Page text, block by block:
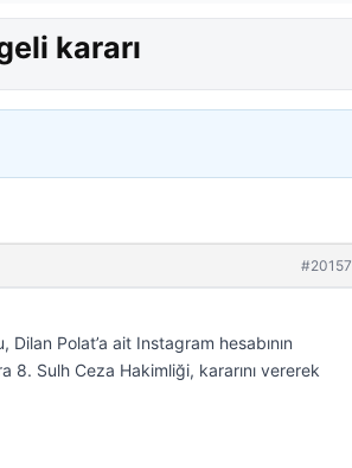
kararı
#20157
Dilan Polat’a ait Instagram hesabının
8. Sulh Ceza Hakimliği, kararını vererek